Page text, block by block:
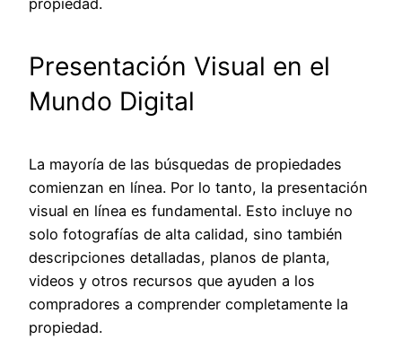
propiedad.
Presentación Visual en el
Mundo Digital
La mayoría de las búsquedas de propiedades
comienzan en línea. Por lo tanto, la presentación
visual en línea es fundamental. Esto incluye no
solo fotografías de alta calidad, sino también
descripciones detalladas, planos de planta,
videos y otros recursos que ayuden a los
compradores a comprender completamente la
propiedad.